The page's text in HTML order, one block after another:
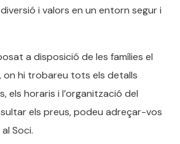
i valors en un entorn segur i
a disposició de les famílies el
on hi trobareu tots els detalls
els horaris i l’organització del
els preus, podeu adreçar-vos
Soci.